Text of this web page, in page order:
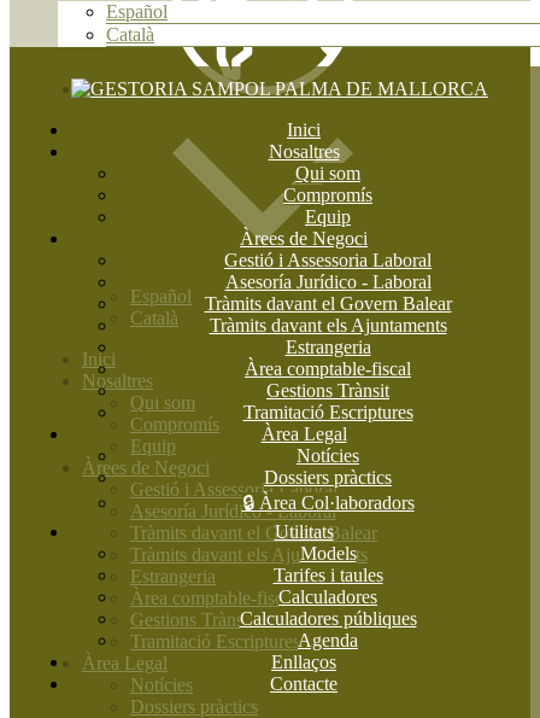
Español
Català
Inici
Nosaltres
Qui som
Compromís
Equip
Àrees de Negoci
Gestió i Assessoria Laboral
Asesoría Jurídico - Laboral
Tràmits davant el Govern Balear
Tràmits davant els Ajuntaments
Estrangeria
Àrea comptable-fiscal
Gestions Trànsit
Tramitació Escriptures
Àrea Legal
Notícies
Dossiers pràctics
🔒 Àrea Col·laboradors
Utilitats
Models
Tarifes i taules
Calculadores
Calculadores públiques
Agenda
Enllaços
Contacte
Español
Català
Inici
Nosaltres
Qui som
Compromís
Equip
Àrees de Negoci
Gestió i Assessoria Laboral
Asesoría Jurídico - Laboral
Tràmits davant el Govern Balear
Tràmits davant els Ajuntaments
Estrangeria
Àrea comptable-fiscal
Gestions Trànsit
Tramitació Escriptures
Àrea Legal
Notícies
Dossiers pràctics